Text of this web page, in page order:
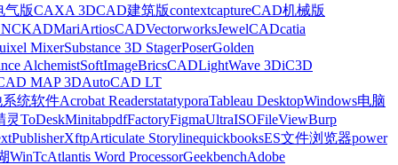
气版CAXA 3DCAD建筑版contextcaptureCAD机械版
MariArtiosCADVectorworksJewelCADcatia
MixerSubstance 3D StagerPoserGolden
AlchemistSoftImageBricsCADLightWave 3DiC3D
MAP 3DAutoCAD LT
统软件Acrobat ReaderstatatyporaTableau DesktopWindows电脑
灵ToDeskMinitabpdfFactoryFigmaUltraISOFileViewBurp
PublisherXftpArticulate StorylinequickbooksES文件浏览器power
WinTcAtlantis Word ProcessorGeekbenchAdobe